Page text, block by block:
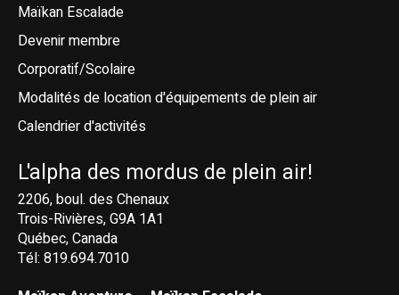
Maïkan Escalade
Devenir membre
Corporatif/Scolaire
Modalités de location d'équipements de plein air
Calendrier d'activités
L'alpha des mordus de plein air!
2206, boul. des Chenaux
Trois-Rivières, G9A 1A1
Québec, Canada
Tél: 819.694.7010